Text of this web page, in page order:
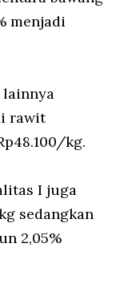
menjadi
lainnya
rawit
kg.
I juga
sedangkan
2,05%